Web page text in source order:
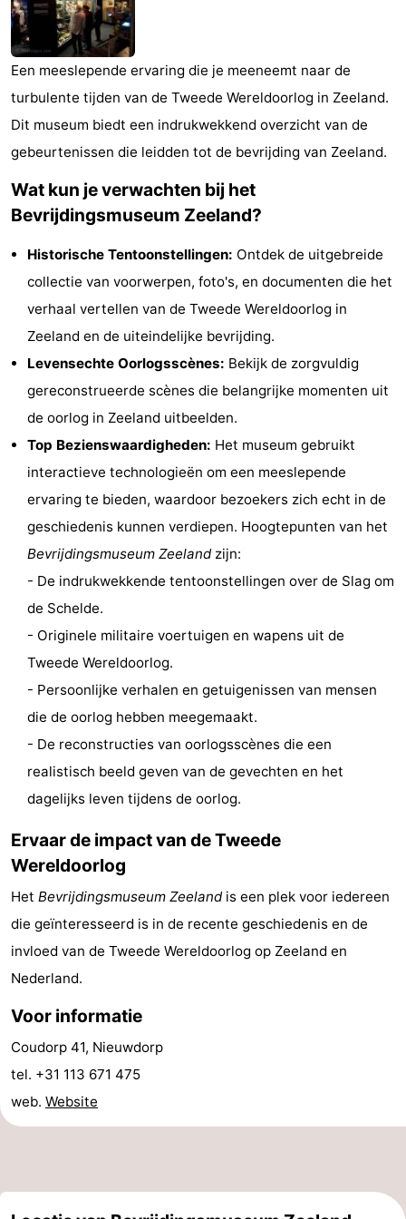
Vakantiehuizen
-
Buitenhof
Domburg
-
De
Boomgaard
-
De
Zandput
-
Hof
-
Résidence
Last
Zien
doen
Bezienswaardigheden
Monumenten
Uitkijkpunten
Attracties
Speeltuinen
Bowlen
Wellness
centra
Dorpen
Steden
Rondleidingen
Sporten
Zwembaden
-
Fietsen
-
Wandelen
-
Een meeslepende ervaring die je meeneemt naar de
turbulente tijden van de Tweede Wereldoorlog in Zeeland.
Dit museum biedt een indrukwekkend overzicht van de
gebeurtenissen die leidden tot de bevrijding van Zeeland.
Wat kun je verwachten bij het
Bevrijdingsmuseum Zeeland?
Historische Tentoonstellingen: Ontdek de uitgebreide
collectie van voorwerpen, foto's, en documenten die het
verhaal vertellen van de Tweede Wereldoorlog in
Zeeland en de uiteindelijke bevrijding.
Levensechte Oorlogsscènes: Bekijk de zorgvuldig
gereconstrueerde scènes die belangrijke momenten uit
de oorlog in Zeeland uitbeelden.
Top Bezienswaardigheden: Het museum gebruikt
interactieve technologieën om een meeslepende
ervaring te bieden, waardoor bezoekers zich echt in de
geschiedenis kunnen verdiepen. Hoogtepunten van het
Bevrijdingsmuseum Zeelandzijn:
- De indrukwekkende tentoonstellingen over de Slag om
de Schelde.
- Originele militaire voertuigen en wapens uit de
Tweede Wereldoorlog.
- Persoonlijke verhalen en getuigenissen van mensen
die de oorlog hebben meegemaakt.
- De reconstructies van oorlogsscènes die een
realistisch beeld geven van de gevechten en het
dagelijks leven tijdens de oorlog.
Ervaar de impact van de Tweede
Wereldoorlog
Het Bevrijdingsmuseum Zeelandis een plek voor iedereen
die geïnteresseerd is in de recente geschiedenis en de
invloed van de Tweede Wereldoorlog op Zeeland en
Nederland.
Voor informatie
Coudorp 41, Nieuwdorp
tel. +31 113 671 475
web. Website